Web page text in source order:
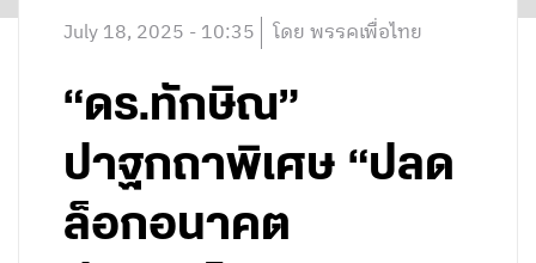
July 18, 2025 - 10:35 โดย พรรคเพื่อไทย
“ดร.ทักษิณ”
ปาฐกถาพิเศษ “ปลด
ล็อกอนาคต